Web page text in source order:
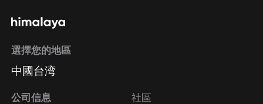
選擇您的地區
中國台湾
公司信息 社區